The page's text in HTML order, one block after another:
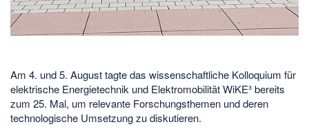
Am 4. und 5. August tagte das wissenschaftliche Kolloquium für
elektrische Energietechnik und Elektromobilität WiKE³ bereits
zum 25. Mal, um relevante Forschungsthemen und deren
technologische Umsetzung zu diskutieren.